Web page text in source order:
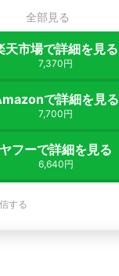
全部見る
天市場で詳細を見る
7,370円
で詳細を見る
7,700円
ヤフーで詳細を見る
6,640円
する